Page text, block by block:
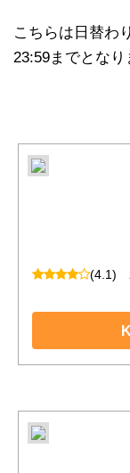
こちらは日替わ
23:59までとなり
(4.1)